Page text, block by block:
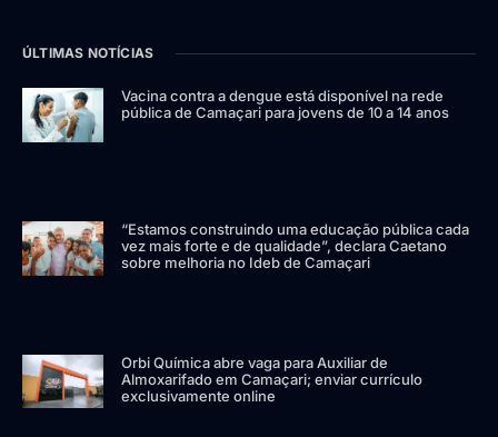
ÚLTIMAS NOTÍCIAS
Vacina contra a dengue está disponível na rede
pública de Camaçari para jovens de 10 a 14 anos
“Estamos construindo uma educação pública cada
vez mais forte e de qualidade”, declara Caetano
sobre melhoria no Ideb de Camaçari
Orbi Química abre vaga para Auxiliar de
Almoxarifado em Camaçari; enviar currículo
exclusivamente online